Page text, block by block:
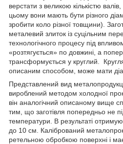
верстати з великою кількістю
цьому вони мають бути різного
зробити коло різної товщини).
металевий злиток із суцільним
технологічного процесу під
«розтягується» по довжині, а
трансформується у круглий.
описаним способом, може мати
Представлений вид
вироблений методом холодної
він аналогічний описаному вище
тим, що заготівля попередньо не
температури. В результаті
до 10 см. Калібрований
ретельною обробкою поверхні і